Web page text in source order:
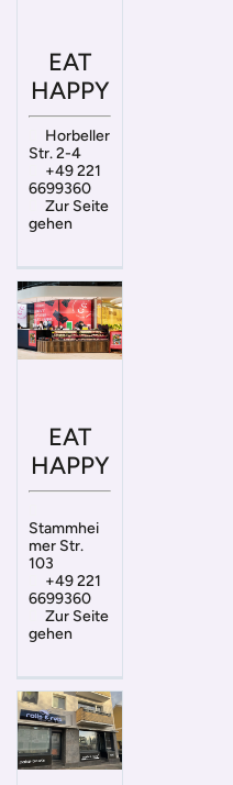
EAT
HAPPY
Horbeller
Str. 2-4
+49 221
6699360
Zur Seite
gehen
EAT
HAPPY
Stammhei
mer Str.
103
+49 221
6699360
Zur Seite
gehen